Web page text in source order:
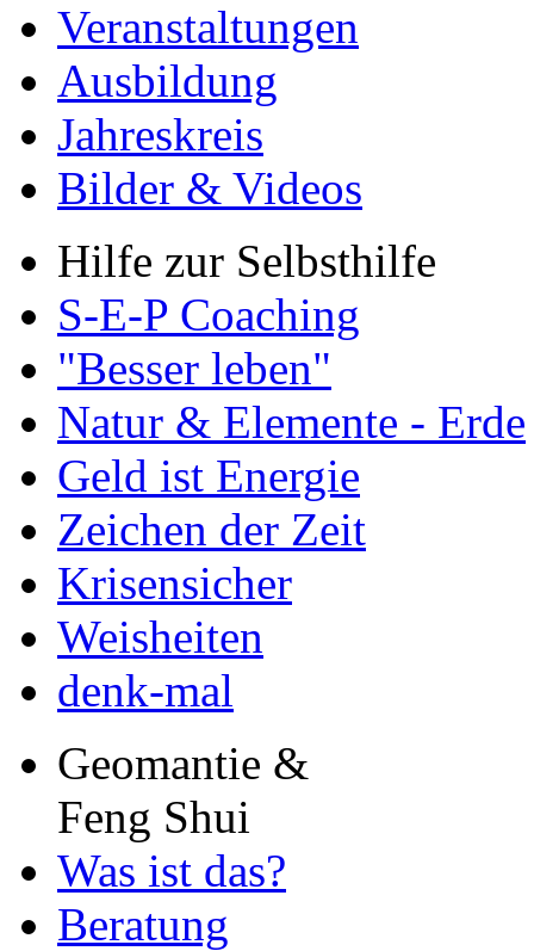
Veranstaltungen
Ausbildung
Jahreskreis
Bilder & Videos
Hilfe zur Selbsthilfe
S-E-P Coaching
"Besser leben"
Natur & Elemente - Erde
Geld ist Energie
Zeichen der Zeit
Krisensicher
Weisheiten
denk-mal
Geomantie &
Feng Shui
Was ist das?
Beratung